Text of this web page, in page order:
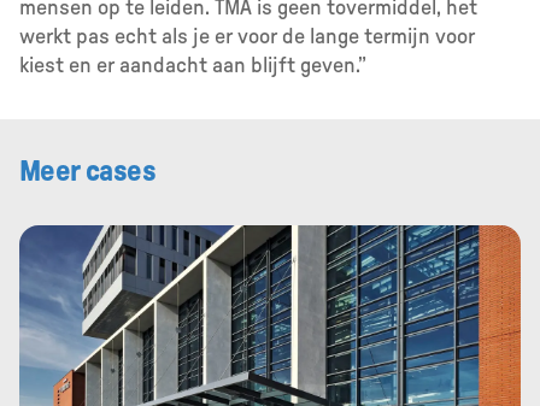
mensen op te leiden. TMA is geen tovermiddel, het
werkt pas echt als je er voor de lange termijn voor
kiest en er aandacht aan blijft geven.”
Meer cases